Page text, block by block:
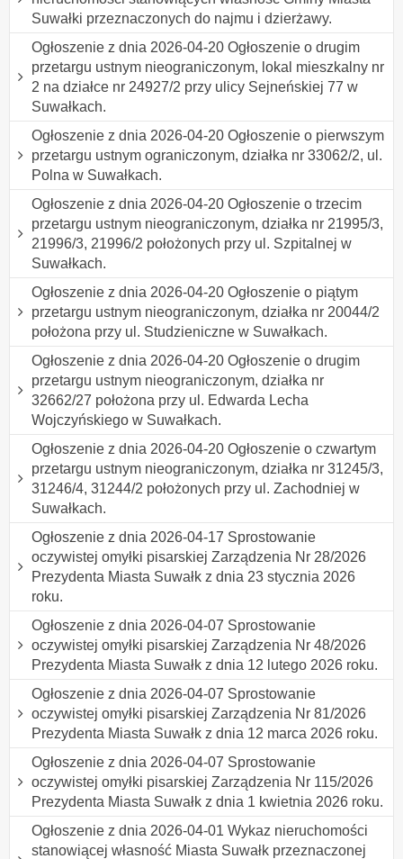
Suwałki przeznaczonych do najmu i dzierżawy.
Ogłoszenie z dnia 2026-04-20 Ogłoszenie o drugim
przetargu ustnym nieograniczonym, lokal mieszkalny nr
2 na działce nr 24927/2 przy ulicy Sejneńskiej 77 w
Suwałkach.
Ogłoszenie z dnia 2026-04-20 Ogłoszenie o pierwszym
przetargu ustnym ograniczonym, działka nr 33062/2, ul.
Polna w Suwałkach.
Ogłoszenie z dnia 2026-04-20 Ogłoszenie o trzecim
przetargu ustnym nieograniczonym, działka nr 21995/3,
21996/3, 21996/2 położonych przy ul. Szpitalnej w
Suwałkach.
Ogłoszenie z dnia 2026-04-20 Ogłoszenie o piątym
przetargu ustnym nieograniczonym, działka nr 20044/2
położona przy ul. Studzieniczne w Suwałkach.
Ogłoszenie z dnia 2026-04-20 Ogłoszenie o drugim
przetargu ustnym nieograniczonym, działka nr
32662/27 położona przy ul. Edwarda Lecha
Wojczyńskiego w Suwałkach.
Ogłoszenie z dnia 2026-04-20 Ogłoszenie o czwartym
przetargu ustnym nieograniczonym, działka nr 31245/3,
31246/4, 31244/2 położonych przy ul. Zachodniej w
Suwałkach.
Ogłoszenie z dnia 2026-04-17 Sprostowanie
oczywistej omyłki pisarskiej Zarządzenia Nr 28/2026
Prezydenta Miasta Suwałk z dnia 23 stycznia 2026
roku.
Ogłoszenie z dnia 2026-04-07 Sprostowanie
oczywistej omyłki pisarskiej Zarządzenia Nr 48/2026
Prezydenta Miasta Suwałk z dnia 12 lutego 2026 roku.
Ogłoszenie z dnia 2026-04-07 Sprostowanie
oczywistej omyłki pisarskiej Zarządzenia Nr 81/2026
Prezydenta Miasta Suwałk z dnia 12 marca 2026 roku.
Ogłoszenie z dnia 2026-04-07 Sprostowanie
oczywistej omyłki pisarskiej Zarządzenia Nr 115/2026
Prezydenta Miasta Suwałk z dnia 1 kwietnia 2026 roku.
Ogłoszenie z dnia 2026-04-01 Wykaz nieruchomości
stanowiącej własność Miasta Suwałk przeznaczonej